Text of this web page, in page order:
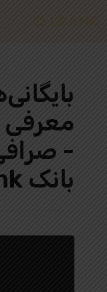
-
بانک LBank